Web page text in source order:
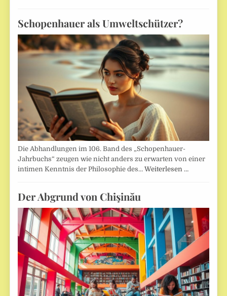
Schopenhauer als Umweltschützer?
Die Abhandlungen im 106. Band des „Schopenhauer-
Jahrbuchs“ zeugen wie nicht anders zu erwarten von einer
intimen Kenntnis der Philosophie des…Weiterlesen …
Der Abgrund von Chişinău